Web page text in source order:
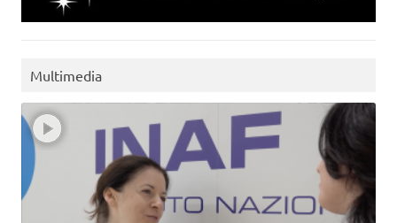
Multimedia